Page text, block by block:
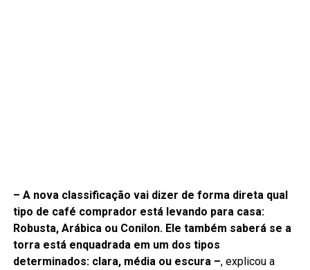
– A nova classificação vai dizer de forma direta qual
tipo de café comprador está levando para casa:
Robusta, Arábica ou Conilon. Ele também saberá se a
torra está enquadrada em um dos tipos
determinados: clara, média ou escura –, explicou a